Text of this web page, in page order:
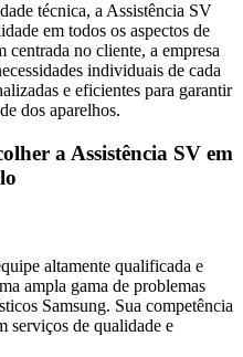
técnica, a Assistência SV
em todos os aspectos de
centrada no cliente, a empresa
individuais de cada
e eficientes para garantir
dos aparelhos.
a Assistência SV em
altamente qualificada e
ampla gama de problemas
Samsung. Sua competência
serviços de qualidade e